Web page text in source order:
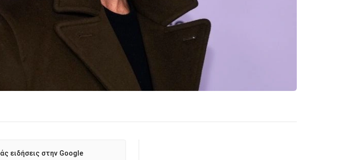
ειδήσεις στην Google